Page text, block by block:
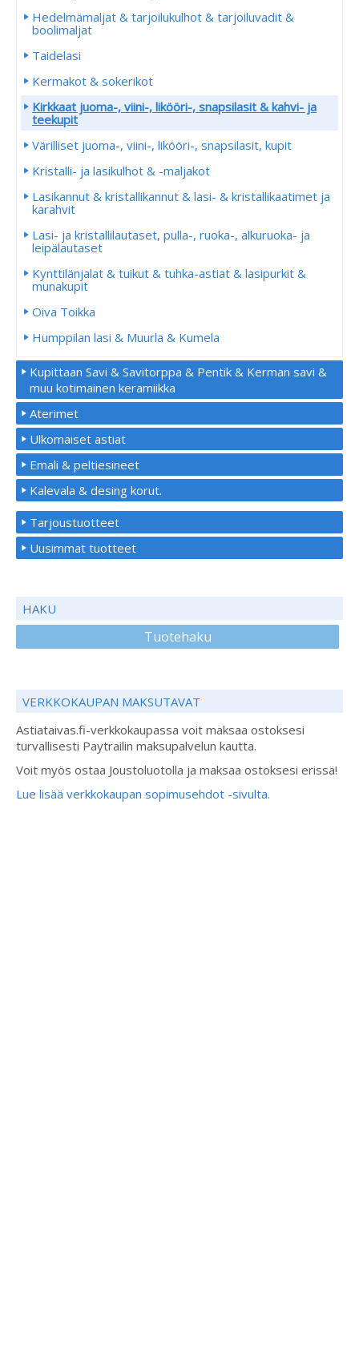
Hedelmämaljat & tarjoilukulhot & tarjoiluvadit &
boolimaljat
Taidelasi
Kermakot & sokerikot
Kirkkaat juoma-, viini-, likööri-, snapsilasit & kahvi- ja
teekupit
Värilliset juoma-, viini-, likööri-, snapsilasit, kupit
Kristalli- ja lasikulhot & -maljakot
Lasikannut & kristallikannut & lasi- & kristallikaatimet ja
karahvit
Lasi- ja kristallilautaset, pulla-, ruoka-, alkuruoka- ja
leipälautaset
Kynttilänjalat & tuikut & tuhka-astiat & lasipurkit &
munakupit
Oiva Toikka
Humppilan lasi & Muurla & Kumela
Kupittaan Savi & Savitorppa & Pentik & Kerman savi &
muu kotimainen keramiikka
Aterimet
Ulkomaiset astiat
Emali & peltiesineet
Kalevala & desing korut.
Tarjoustuotteet
Uusimmat tuotteet
HAKU
Tuotehaku
VERKKOKAUPAN MAKSUTAVAT
Astiataivas.fi-verkkokaupassa voit maksaa ostoksesi
turvallisesti Paytrailin maksupalvelun kautta.
Voit myös ostaa Joustoluotolla ja maksaa ostoksesi erissä!
Lue lisää verkkokaupan sopimusehdot -sivulta.